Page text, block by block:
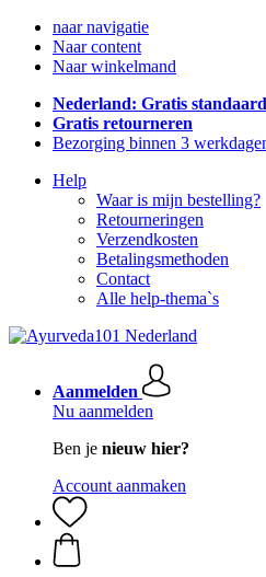
naar navigatie
Naar content
Naar winkelmand
Nederland: Gratis
Gratis retourneren
Bezorging binnen 3
Help
Waar is mijn bestelling?
Retourneringen
Verzendkosten
Betalingsmethoden
Contact
Alle help-thema`s
Aanmelden
Nu aanmelden
Ben je nieuw hier?
Account aanmaken